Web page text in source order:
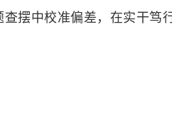
摆中校准偏差，在实干笃